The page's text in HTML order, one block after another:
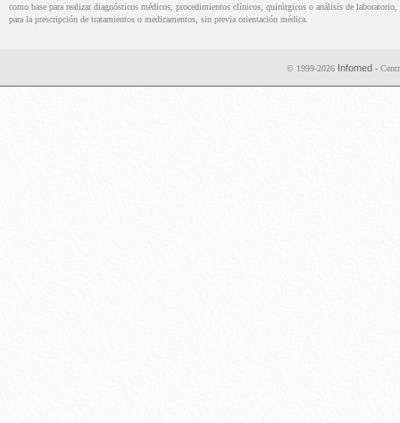
como base para realizar diagnósticos médicos, procedimientos clínicos, quirúrgicos o análisis de laboratorio,
para la prescripción de tratamientos o medicamentos, sin previa orientación médica.
© 1999-2026 Infomed -